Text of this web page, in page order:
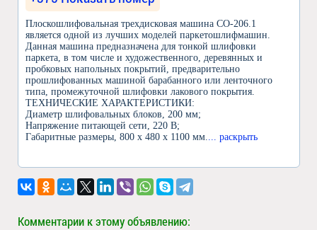
Плоскошлифовальная трехдисковая машина СО-206.1
является одной из лучших моделей паркетошлифмашин.
Данная машина предназначена для тонкой шлифовки
паркета, в том числе и художественного, деревянных и
пробковых напольных покрытий, предварительно
прошлифованных машиной барабанного или ленточного
типа, промежуточной шлифовки лакового покрытия.
ТЕХНИЧЕСКИЕ ХАРАКТЕРИСТИКИ:
Диаметр шлифовальных блоков, 200 мм;
Напряжение питающей сети, 220 В;
Габаритные размеры, 800 х 480 х 1100 мм.... раскрыть
Комментарии к этому объявлению: